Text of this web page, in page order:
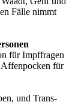
Fälle nimmt
für Impffragen
für
und Trans-